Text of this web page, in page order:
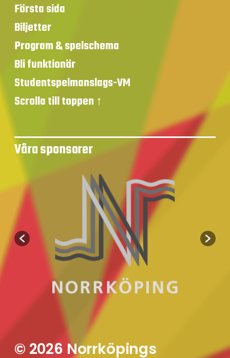
Första sida
Biljetter
Program & spelschema
Bli funktionär
Studentspelmanslags-VM
Scrolla till toppen ↑
Våra sponsorer
© 2026 Norrköpings